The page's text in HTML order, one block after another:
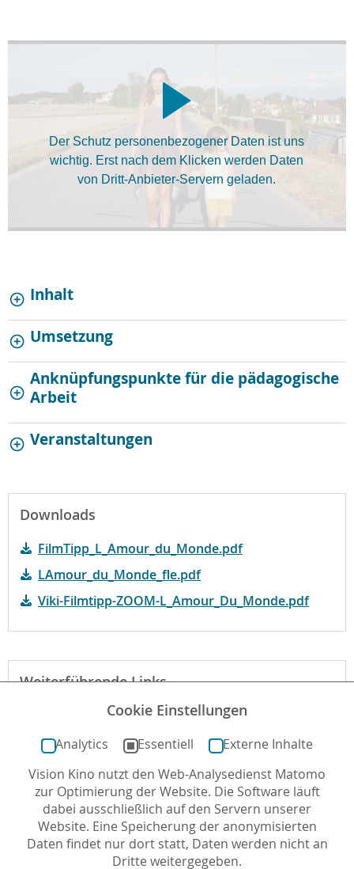
Der Schutz personenbezogener Daten ist uns
wichtig. Erst nach dem Klicken werden Daten
von Dritt-Anbieter-Servern geladen.
Inhalt
Umsetzung
Anknüpfungspunkte für die pädagogische
Arbeit
Veranstaltungen
Downloads
FilmTipp_L_Amour_du_Monde.pdf
LAmour_du_Monde_fle.pdf
Viki-Filmtipp-ZOOM-L_Amour_Du_Monde.pdf
Weiterführende Links
Webseite des Verleihs zum Film
Autor*in: Reinhard Kleber , 05.07.2023 , letzte
Aktualisierung: 24.06.2026
Cookie Einstellungen
Analytics Essentiell
Externe Inhalte
Vision Kino nutzt den Web-Analysedienst Matomo
zur Optimierung der Website. Die Software läuft
dabei ausschließlich auf den Servern unserer
Website. Eine Speicherung der anonymisierten
Daten findet nur dort statt, Daten werden nicht an
Dritte weitergegeben.